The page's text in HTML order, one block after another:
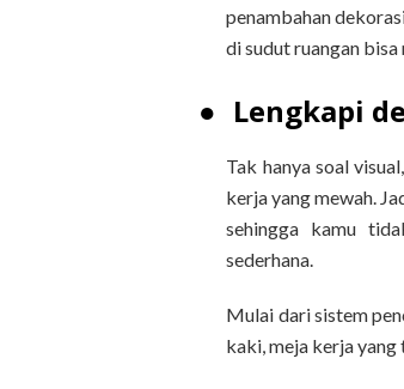
penambahan
di sudut ruangan
● Lengkapi
Tak hanya soal
kerja yang mewah.
sehingga kamu
sederhana.
Mulai dari sistem
kaki, meja kerja yang